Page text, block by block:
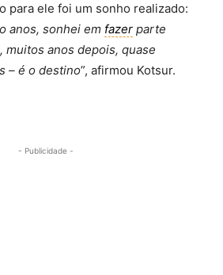
para ele foi um sonho realizado:
anos, sonhei em fazer parte
muitos anos depois, quase
– é o destino”, afirmou Kotsur.
- Publicidade -